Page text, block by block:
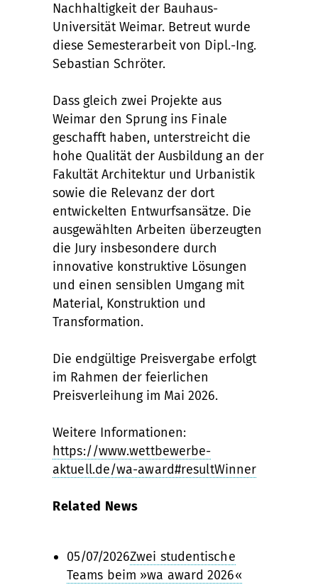
Nachhaltigkeit der Bauhaus-
Universität Weimar. Betreut wurde
diese Semesterarbeit von Dipl.-Ing.
Sebastian Schröter.
Dass gleich zwei Projekte aus
Weimar den Sprung ins Finale
geschafft haben, unterstreicht die
hohe Qualität der Ausbildung an der
Fakultät Architektur und Urbanistik
sowie die Relevanz der dort
entwickelten Entwurfsansätze. Die
ausgewählten Arbeiten überzeugten
die Jury insbesondere durch
innovative konstruktive Lösungen
und einen sensiblen Umgang mit
Material, Konstruktion und
Transformation.
Die endgültige Preisvergabe erfolgt
im Rahmen der feierlichen
Preisverleihung im Mai 2026.
Weitere Informationen:
https://www.wettbewerbe-
aktuell.de/wa-award#resultWinner
Related News
05/07/2026Zwei studentische
Teams beim »wa award 2026«